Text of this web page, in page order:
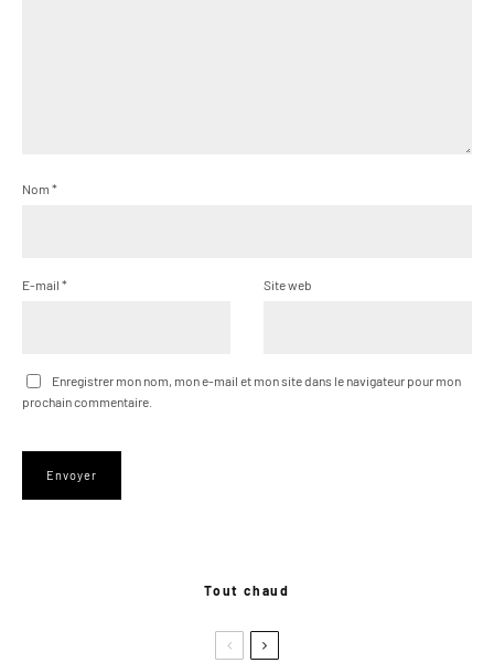
Nom *
E-mail * Site web
Enregistrer mon nom, mon e-mail et mon site dans le navigateur pour mon
prochain commentaire.
Tout chaud